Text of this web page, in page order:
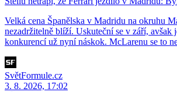
Velká cena Španělska v Madridu na okruhu
nezadržitelně blíží. Uskuteční se v září, avšak
konkurencí už nyní náskok. McLarenu se to
SvětFormule.cz
3. 8. 2026, 17:02